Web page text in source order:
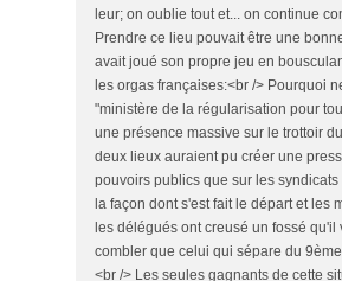
leur; on oublie tout et... on continue
Prendre ce lieu pouvait être une
avait joué son propre jeu en
les orgas françaises:<br /> Pourquoi
"ministère de la régularisation pour
une présence massive sur le trottoir
deux lieux auraient pu créer une
pouvoirs publics que sur les syndicats
la façon dont s'est fait le départ et les
les délégués ont creusé un fossé
combler que celui qui sépare du
<br /> Les seules gagnants de cette